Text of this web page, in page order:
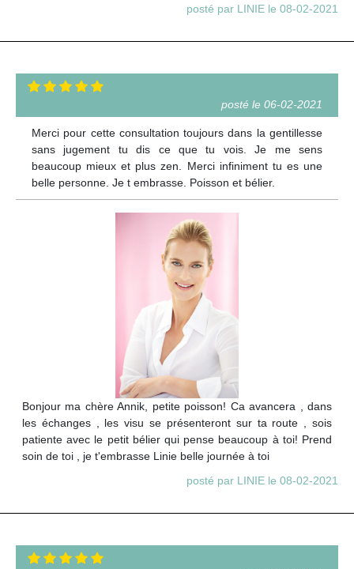
posté par LINIE le 08-02-2021
posté le 06-02-2021
Merci pour cette consultation toujours dans la gentillesse
sans jugement tu dis ce que tu vois. Je me sens
beaucoup mieux et plus zen. Merci infiniment tu es une
belle personne. Je t embrasse. Poisson et bélier.
Bonjour ma chère Annik, petite poisson! Ca avancera , dans
les échanges , les visu se présenteront sur ta route , sois
patiente avec le petit bélier qui pense beaucoup à toi! Prend
soin de toi , je t'embrasse Linie belle journée à toi
posté par LINIE le 08-02-2021